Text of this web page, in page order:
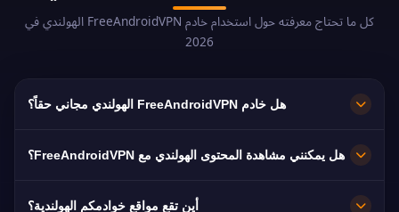
كل ما تحتاج معرفته حول استخدام خادم FreeAndroidVPN الهولندي في
2026
هل خادم FreeAndroidVPN الهولندي مجاني حقاً؟
بدون تكاليف خفية ولا فترات تجريبية ولا بطاقة ائتمان
مطلوبة. نوفر وصولاً غير محدود لخوادمنا الهولندية في
هل يمكنني مشاهدة المحتوى الهولندي مع FreeAndroidVPN؟
خوادمنا الهولندية مُحسّنة لبث المنصات الهولندية بما في
أين تقع مواقع خوادمكم الهولندية؟